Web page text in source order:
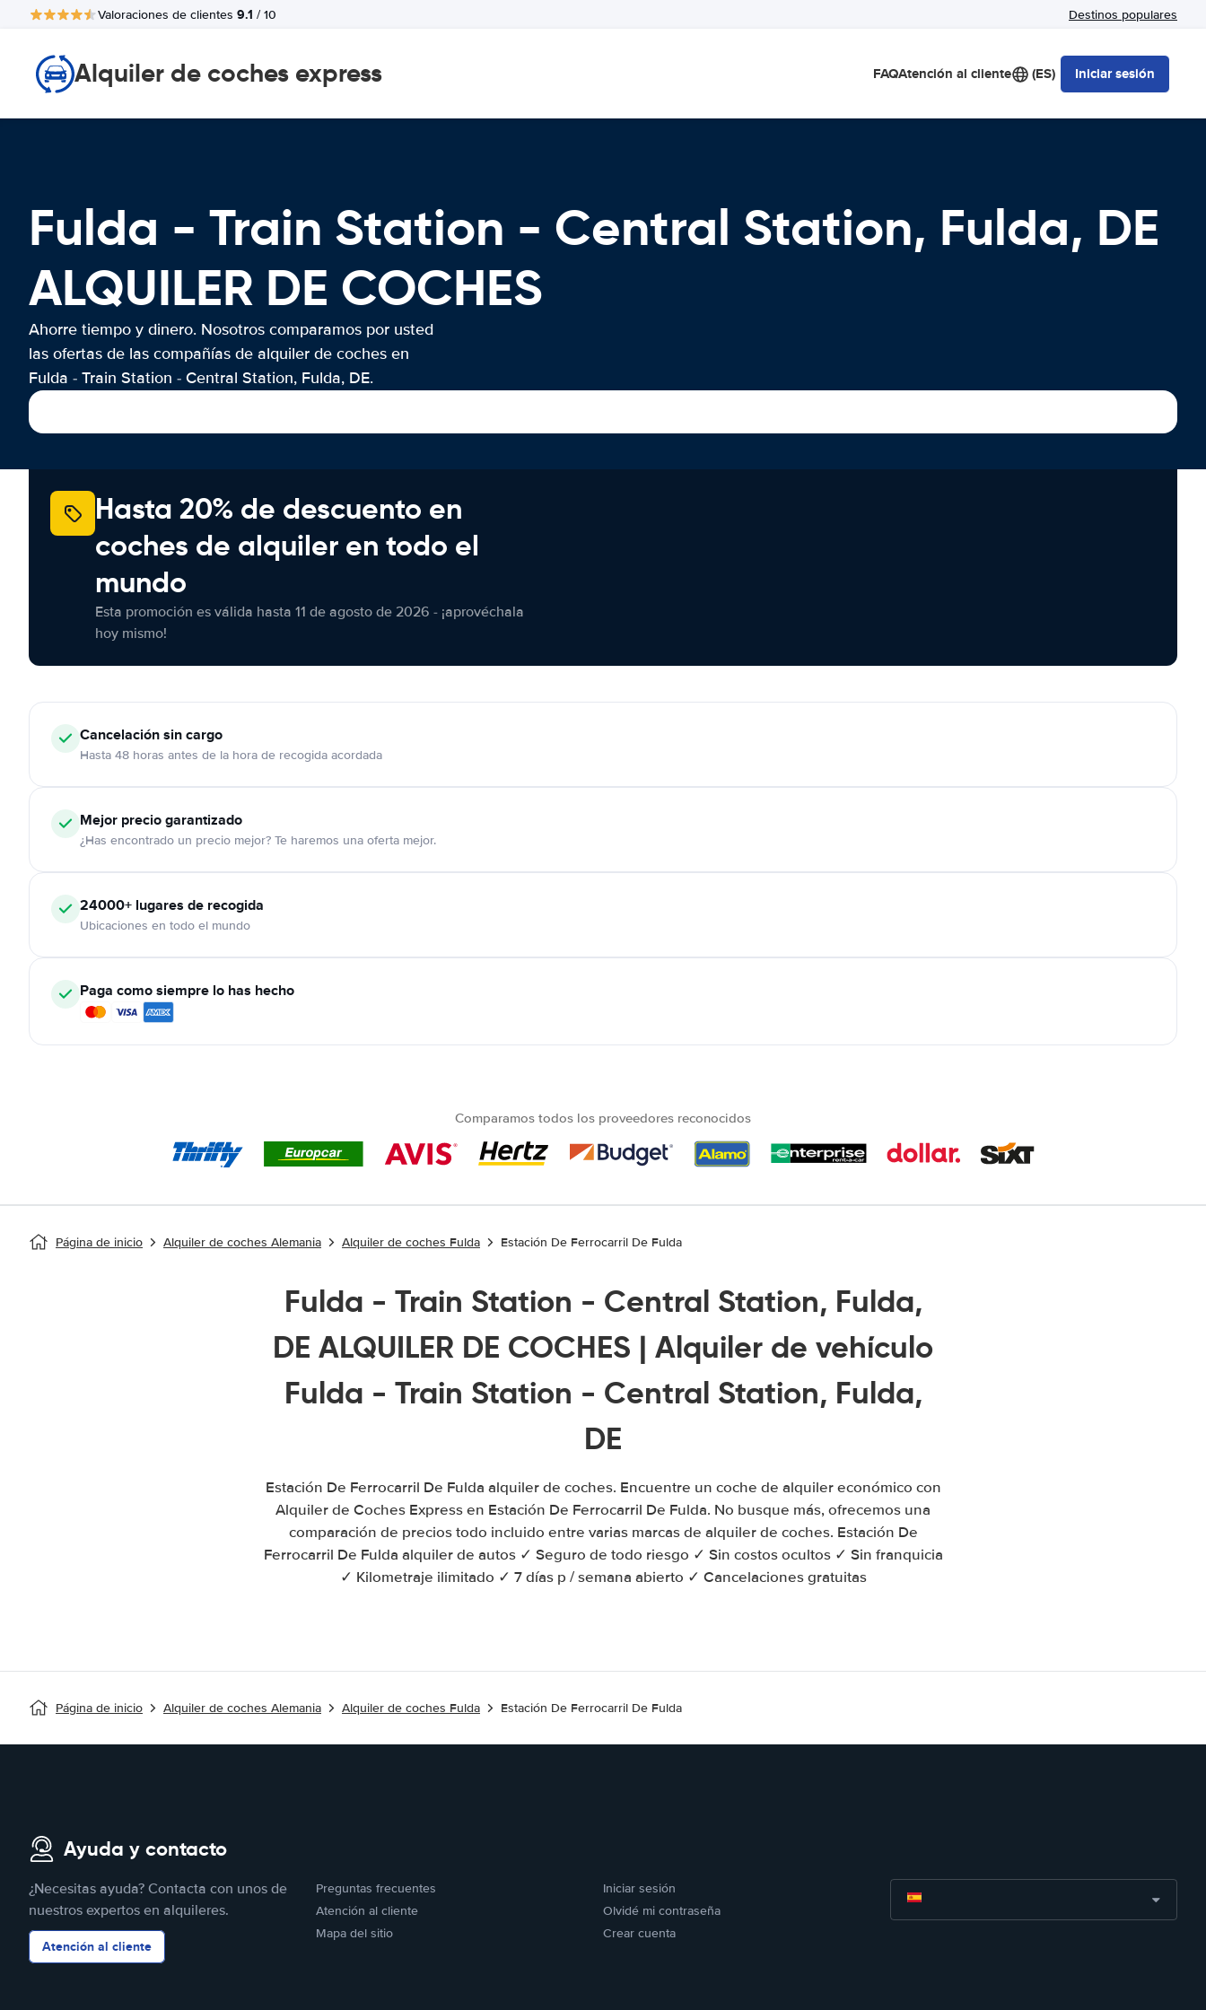
Valoraciones de clientes 9.1 / 10 Destinos populares
Alquiler de coches express FAQAtención al cliente (ES) Iniciar sesión
Fulda - Train Station - Central Station, Fulda, DE
ALQUILER DE COCHES
Ahorre tiempo y dinero. Nosotros comparamos por usted
las ofertas de las compañías de alquiler de coches en
Fulda - Train Station - Central Station, Fulda, DE.
Hasta 20% de descuento en
coches de alquiler en todo el
mundo
Esta promoción es válida hasta 11 de agosto de 2026 - ¡aprovéchala
hoy mismo!
Cancelaciónsin cargo
Hasta 48 horas antes de la hora de recogida acordada
Mejor precio garantizado
¿Has encontrado un precio mejor? Te haremos una oferta mejor.
24000+ lugares de recogida
Ubicaciones en todo el mundo
Paga como siempre lo has hecho
Comparamos todos los proveedores reconocidos
Página de inicio Alquiler de coches Alemania Alquiler de coches Fulda Estación De Ferrocarril De Fulda
Fulda - Train Station - Central Station, Fulda,
DE ALQUILER DE COCHES | Alquiler de vehículo
Fulda - Train Station - Central Station, Fulda,
DE
Estación De Ferrocarril De Fulda alquiler de coches. Encuentre un coche de alquiler económico con
Alquiler de Coches Express en Estación De Ferrocarril De Fulda. No busque más, ofrecemos una
comparación de precios todo incluido entre varias marcas de alquiler de coches. Estación De
Ferrocarril De Fulda alquiler de autos ✓ Seguro de todo riesgo ✓ Sin costos ocultos ✓ Sin franquicia
✓ Kilometraje ilimitado ✓ 7 días p / semana abierto ✓ Cancelaciones gratuitas
Página de inicio Alquiler de coches Alemania Alquiler de coches Fulda Estación De Ferrocarril De Fulda
Ayuda y contacto
¿Necesitas ayuda? Contacta con unos de
nuestros expertos en alquileres.
Atención al cliente
Preguntas frecuentes
Atención al cliente
Mapa del sitio
Iniciar sesión
Olvidé mi contraseña
Crear cuenta